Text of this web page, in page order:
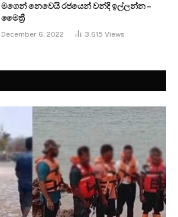
මගෙන් නෙවෙයි රජයෙන් වන්දි ඉල්ලන්න –
මෛත්‍රී
December 6, 2022 3,615 Views